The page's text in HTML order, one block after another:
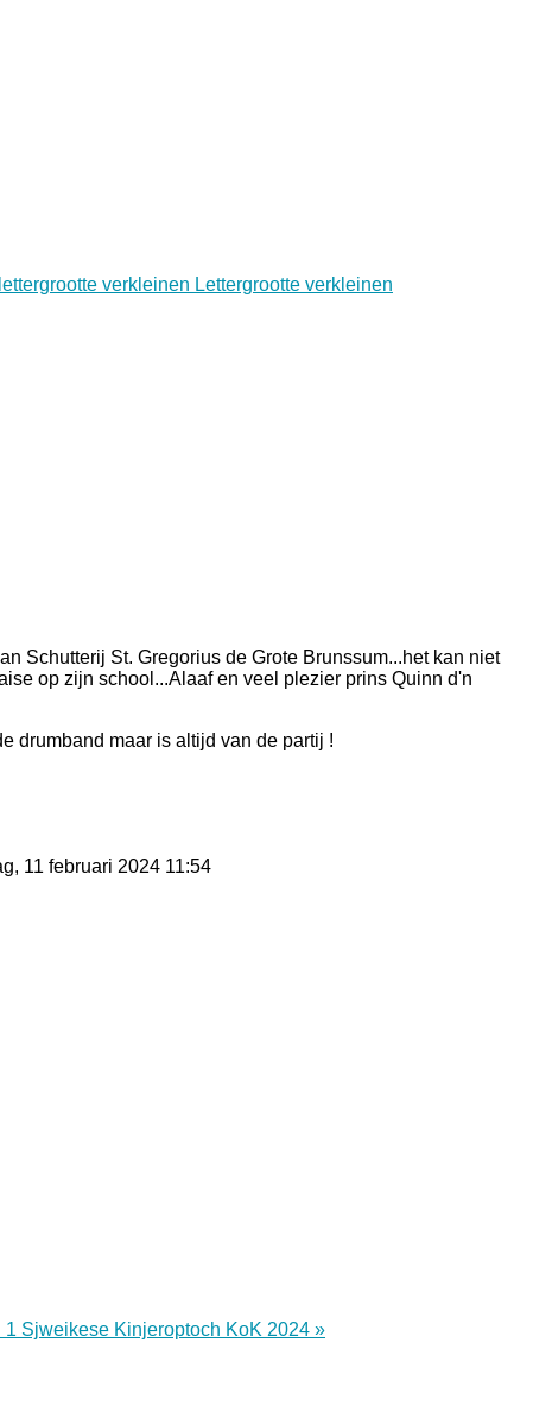
Lettergrootte verkleinen
Schutterij St. Gregorius de Grote Brunssum...het kan niet
op zijn school...Alaaf en veel plezier prins Quinn d'n
drumband maar is altijd van de partij !
11 februari 2024 11:54
1 Sjweikese Kinjeroptoch KoK 2024 »